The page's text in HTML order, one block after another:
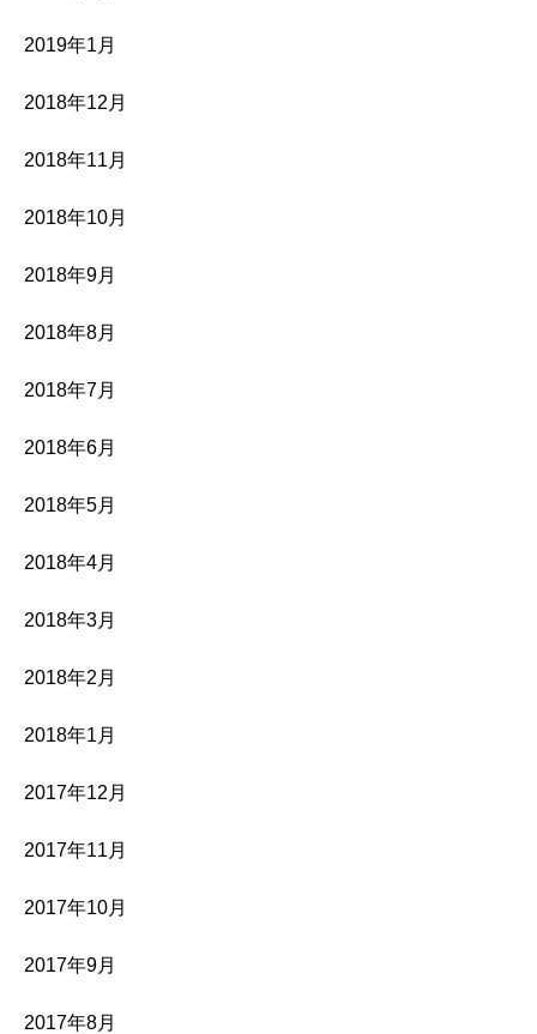
2019年1月
2018年12月
2018年11月
2018年10月
2018年9月
2018年8月
2018年7月
2018年6月
2018年5月
2018年4月
2018年3月
2018年2月
2018年1月
2017年12月
2017年11月
2017年10月
2017年9月
2017年8月